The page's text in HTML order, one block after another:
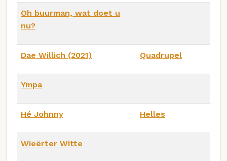
Oh buurman, wat doet u
nu?
Dae Willich (2021) Quadrupel
Ympa
Hé Johnny Helles
Wieërter Witte